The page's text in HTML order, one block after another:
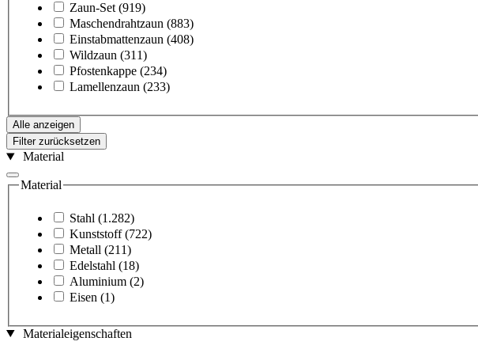
Zaun-Set (919)
Maschendrahtzaun (883)
Einstabmattenzaun (408)
Wildzaun (311)
Pfostenkappe (234)
Lamellenzaun (233)
Alle anzeigen
Filter zurücksetzen
Material
Material
Stahl (1.282)
Kunststoff (722)
Metall (211)
Edelstahl (18)
Aluminium (2)
Eisen (1)
Materialeigenschaften